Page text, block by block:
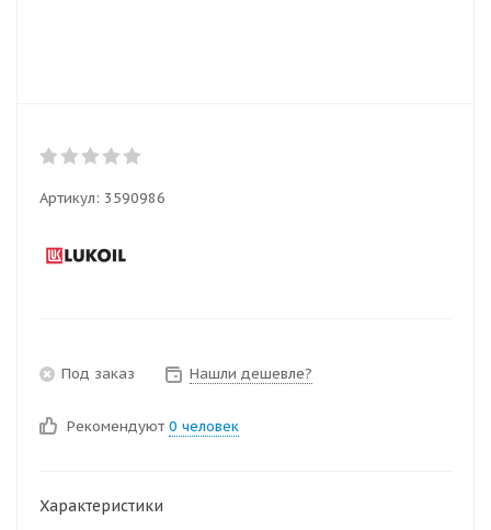
Артикул: 3590986
Под заказ Нашли дешевле?
Рекомендуют 0 человек
Характеристики